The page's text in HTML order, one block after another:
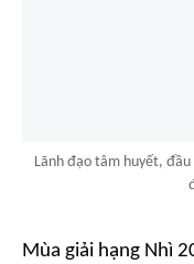
Lãnh đạo tâm huyết,
Mùa giải hạng Nhì